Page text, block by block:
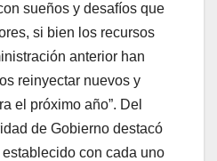
sueños y desafíos que
si bien los recursos
anterior han
reinyectar nuevos y
el próximo año”. Del
de Gobierno destacó
con cada uno